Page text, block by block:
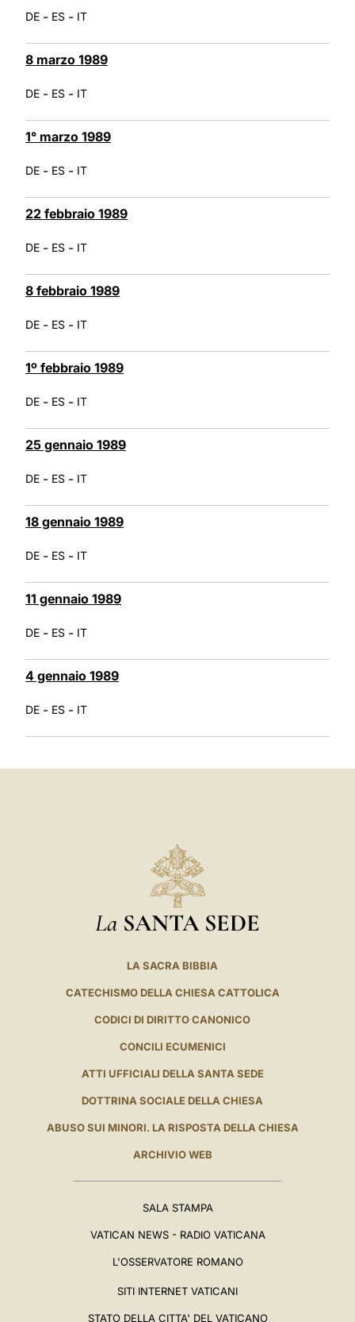
DE - ES - IT
8 marzo 1989
DE - ES - IT
1° marzo 1989
DE - ES - IT
22 febbraio 1989
DE - ES - IT
8 febbraio 1989
DE - ES - IT
1º febbraio 1989
DE - ES - IT
25 gennaio 1989
DE - ES - IT
18 gennaio 1989
DE - ES - IT
11 gennaio 1989
DE - ES - IT
4 gennaio 1989
DE - ES - IT
La SANTA SEDE
LA SACRA BIBBIA
CATECHISMO DELLA CHIESA CATTOLICA
CODICI DI DIRITTO CANONICO
CONCILI ECUMENICI
ATTI UFFICIALI DELLA SANTA SEDE
DOTTRINA SOCIALE DELLA CHIESA
ABUSO SUI MINORI. LA RISPOSTA DELLA CHIESA
ARCHIVIO WEB
SALA STAMPA
VATICAN NEWS - RADIO VATICANA
L'OSSERVATORE ROMANO
SITI INTERNET VATICANI
STATO DELLA CITTA' DEL VATICANO